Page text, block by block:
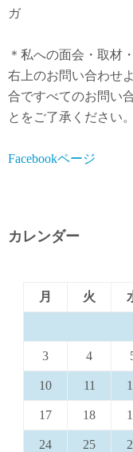
ガ
＊私への面会・取材
右上のお問い合わせ
合ですべてのお問い
とをご了承ください。
Facebookページ
カレンダー
月
火
3 4
10 11
17 18
24 25